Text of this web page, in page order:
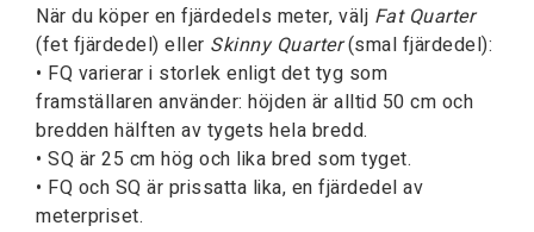
När du köper en fjärdedels meter, välj Fat Quarter
(fet fjärdedel) eller Skinny Quarter(smal fjärdedel):
• FQ varierar i storlek enligt det tyg som
framställaren använder: höjden är alltid 50 cm och
bredden hälften av tygets hela bredd.
• SQ är 25 cm hög och lika bred som tyget.
• FQ och SQ är prissatta lika, en fjärdedel av
meterpriset.